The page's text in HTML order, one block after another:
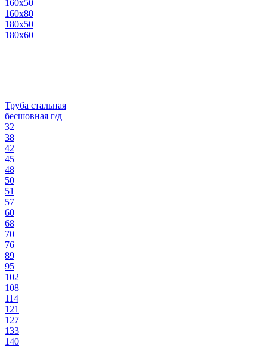
160х50
160х80
180х50
180х60
Труба стальная
бесшовная г/д
32
38
42
45
48
50
51
57
60
68
70
76
89
95
102
108
114
121
127
133
140